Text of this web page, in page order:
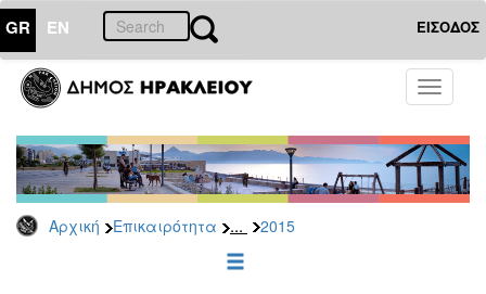
GR EN ΕΙΣΟΔΟΣ
Toggle
Αρχική Επικαιρότητα ... 2015
ΕΠΙΚΑΙΡΟΤΗΤΑ
Τύπου
Αρχείο
2026
2025